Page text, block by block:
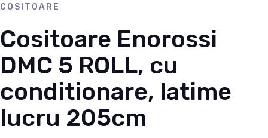
COSITOARE
Cositoare Enorossi
DMC 5 ROLL, cu
conditionare, latime
lucru 205cm